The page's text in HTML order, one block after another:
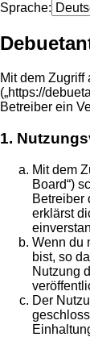
Sprache:
Mit dem Zugriff
(„https://
Betreiber ein
1.
Mit dem
Board“)
Betreiber
erklärst
Wenn du
bist, so
Nutzung
Der